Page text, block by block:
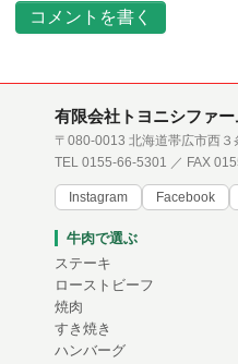
コメントを書く
有限会社トヨニシファー
〒080-0013 北海道帯広市西
TEL 0155-66-5301 ／ FAX
Instagram Facebook
牛肉で選ぶ
ステーキ
ローストビーフ
焼肉
すき焼き
ハンバーグ